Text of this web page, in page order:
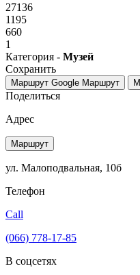
27136
1195
660
1
Категория - Музей
Сохранить
Маршрут Google Маршрут
Поделиться
Адрес
Маршрут
ул. Малоподвальная, 10б
Телефон
Call
(066) 778-17-85
В соцсетях